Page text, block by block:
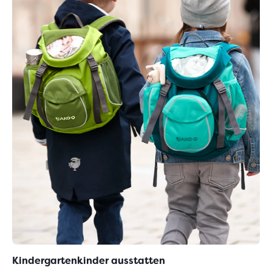
Kindergartenkinder ausstatten